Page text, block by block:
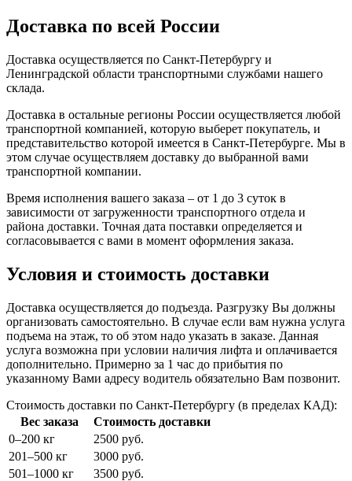
Доставка по всей России
Доставка осуществляется по Санкт-Петербургу и
Ленинградской области транспортными службами нашего
склада.
Доставка в остальные регионы России осуществляется любой
транспортной компанией, которую выберет покупатель, и
представительство которой имеется в Санкт-Петербурге. Мы в
этом случае осуществляем доставку до выбранной вами
транспортной компании.
Время исполнения вашего заказа – от 1 до 3 суток в
зависимости от загруженности транспортного отдела и
района доставки. Точная дата поставки определяется и
согласовывается с вами в момент оформления заказа.
Условия и стоимость доставки
Доставка осуществляется до подъезда. Разгрузку Вы должны
организовать самостоятельно. В случае если вам нужна услуга
подъема на этаж, то об этом надо указать в заказе. Данная
услуга возможна при условии наличия лифта и оплачивается
дополнительно. Примерно за 1 час до прибытия по
указанному Вами адресу водитель обязательно Вам позвонит.
Стоимость доставки по Санкт-Петербургу (в пределах КАД):
Вес заказа
Стоимость доставки
0–200 кг
2500 руб.
201–500 кг
3000 руб.
501–1000 кг
3500 руб.